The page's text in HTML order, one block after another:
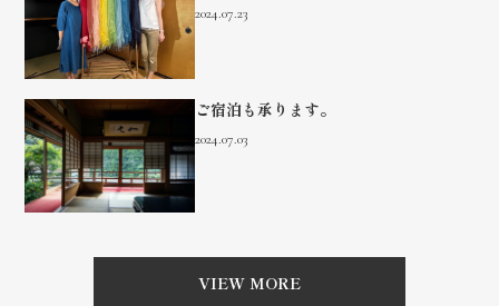
2024.07.23
ご宿泊も承ります。
2024.07.03
VIEW MORE